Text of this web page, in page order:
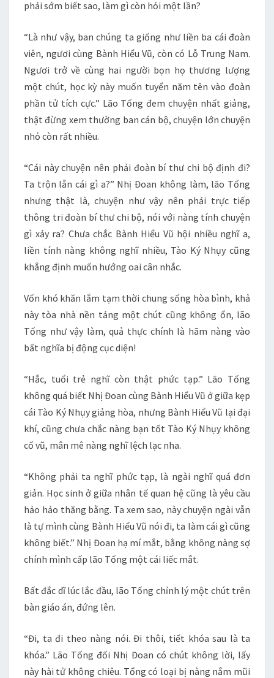
phải sớm biết sao, làm gì còn hỏi một lần?
“Là như vậy, ban chúng ta giống như liền ba cái đoàn
viên, ngươi cùng Bành Hiểu Vũ, còn có Lỗ Trung Nam.
Ngươi trở về cùng hai người bọn họ thương lượng
một chút, học kỳ này muốn tuyển năm tên vào đoàn
phần tử tích cực.” Lão Tống đem chuyện nhất giảng,
thật đừng xem thường ban cán bộ, chuyện lớn chuyện
nhỏ còn rất nhiều.
“Cái này chuyện nên phải đoàn bí thư chi bộ định đi?
Ta trộn lẫn cái gì a?” Nhị Đoan không làm, lão Tống
nhưng thật là, chuyện như vậy nên phải trực tiếp
thông tri đoàn bí thư chi bộ, nói với nàng tính chuyện
gì xảy ra? Chưa chắc Bành Hiểu Vũ hội nhiều nghĩ a,
liền tính nàng không nghĩ nhiều, Tào Ký Nhụy cũng
khẳng định muốn hướng oai cân nhắc.
Vốn khó khăn lắm tạm thời chung sống hòa bình, khả
này tòa nhà nền tảng một chút cũng không ổn, lão
Tống như vậy làm, quả thực chính là hãm nàng vào
bất nghĩa bị động cục diện!
“Hắc, tuổi trẻ nghĩ còn thật phức tạp.” Lão Tống
không quá biết Nhị Đoan cùng Bành Hiểu Vũ ở giữa kẹp
cái Tào Ký Nhụy giảng hòa, nhưng Bành Hiểu Vũ lại đại
khí, cũng chưa chắc nàng bạn tốt Tào Ký Nhụy không
cổ vũ, mân mê nàng nghĩ lệch lạc nha.
“Không phải ta nghĩ phức tạp, là ngài nghĩ quá đơn
giản. Học sinh ở giữa nhân tế quan hệ cũng là yêu cầu
hảo hảo thăng bằng. Ta xem sao, này chuyện ngài vẫn
là tự mình cùng Bành Hiểu Vũ nói đi, ta làm cái gì cũng
không biết.” Nhị Đoan hạ mí mắt, bằng không nàng sợ
chính mình cấp lão Tống một cái liếc mắt.
Bất đắc dĩ lúc lắc đầu, lão Tống chỉnh lý một chút trên
bàn giáo án, đứng lên.
“Đi, ta đi theo nàng nói. Đi thôi, tiết khóa sau là ta
khóa.” Lão Tống đối Nhị Đoan có chút không lời, lấy
này hài tử không chiêu. Tổng có loại bị nàng nắm mũi